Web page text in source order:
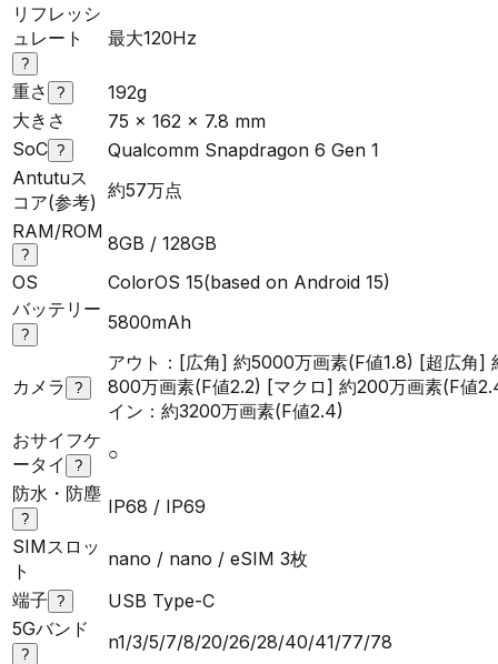
リフレッシ
ュレート
?
最大120Hz
重さ ?
192g
大きさ
75 x 162 x 7.8 mm
SoC ?
Qualcomm Snapdragon 6 Gen 1
Antutuス
コア(参考)
約57万点
RAM/ROM
?
8GB / 128GB
OS
ColorOS 15(based on Android 15)
バッテリー
?
5800mAh
カメラ ?
アウト：[広角] 約5000万画素(F値1.8) [超広角]
800万画素(F値2.2) [マクロ] 約200万画素(F値
イン：約3200万画素(F値2.4)
おサイフケ
ータイ
?
○
防水・防塵
?
IP68 / IP69
SIMスロッ
ト
nano / nano / eSIM 3枚
端子 ?
USB Type-C
5Gバンド
?
n1/3/5/7/8/20/26/28/40/41/77/78